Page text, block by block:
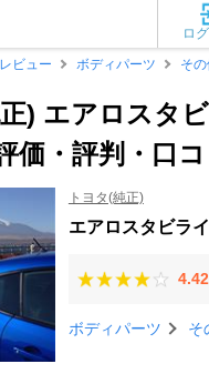
ロ
ビュー ボディパーツ そ
正) エアロスタ
価・評判・口コ
トヨタ(純正)
エアロスタビラ
4.42
ボディパーツ そ